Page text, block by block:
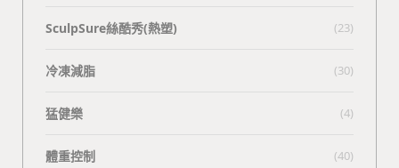
SculpSure絲酷秀(熱塑) (23)
冷凍減脂 (30)
猛健樂 (4)
體重控制 (40)